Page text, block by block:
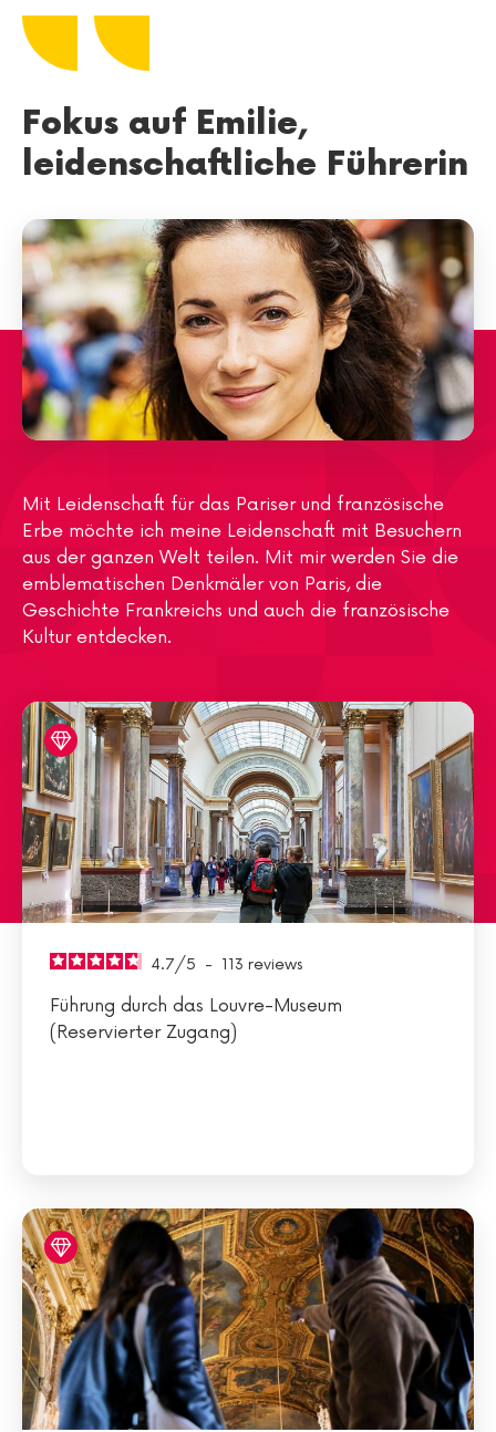
Fokus auf Emilie,
leidenschaftliche Führerin
Mit Leidenschaft für das Pariser und französische
Erbe möchte ich meine Leidenschaft mit Besuchern
aus der ganzen Welt teilen. Mit mir werden Sie die
emblematischen Denkmäler von Paris, die
Geschichte Frankreichs und auch die französische
Kultur entdecken.
4.7/5 - 113 reviews
Führung durch das Louvre-Museum
(Reservierter Zugang)